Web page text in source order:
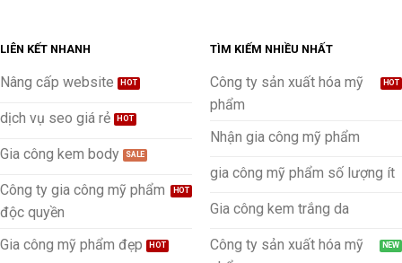
LIÊN KẾT NHANH
Nâng cấp website
dịch vụ seo giá rẻ
Gia công kem body
Công ty gia công mỹ phẩm
độc quyền
Gia công mỹ phẩm đẹp
TÌM KIẾM NHIỀU NHẤT
Công ty sản xuất hóa mỹ
phẩm
Nhận gia công mỹ phẩm
gia công mỹ phẩm số lượng ít
Gia công kem trắng da
Công ty sản xuất hóa mỹ